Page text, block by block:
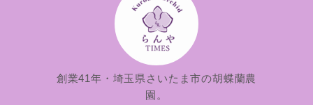
創業41年・埼玉県さいたま市の胡蝶蘭農
園。